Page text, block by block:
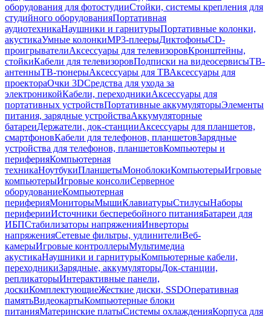
оборудования для фотостудииСтойки, системы крепления для
студийного оборудованияПортативная
аудиотехникаНаушники и гарнитурыПортативные колонки,
акустикаУмные колонкиMP3-плеерыДиктофоныCD-
проигрывателиАксессуары для телевизоровКронштейны,
стойкиКабели для телевизоровПодписки на видеосервисыТВ-
антенныТВ-тюнерыАксессуары для ТВАксессуары для
проектораОчки 3DСредства для ухода за
электроникойКабели, переходникиАксессуары для
портативных устройствПортативные аккумуляторыЭлементы
питания, зарядные устройстваАккумуляторные
батареиДержатели, док-станцииАксессуары для планшетов,
смартфоновКабели для телефонов, планшетовЗарядные
устройства для телефонов, планшетовКомпьютеры и
периферияКомпьютерная
техникаНоутбукиПланшетыМоноблокиКомпьютерыИгровые
компьютерыИгровые консолиСерверное
оборудованиеКомпьютерная
периферияМониторыМышиКлавиатурыСтилусыНаборы
периферииИсточники бесперебойного питанияБатареи для
ИБПСтабилизаторы напряженияИнверторы
напряженияСетевые фильтры, удлинителиВеб-
камерыИгровые контроллерыМультимедиа
акустикаНаушники и гарнитурыКомпьютерные кабели,
переходникиЗарядные, аккумуляторыДок-станции,
репликаторыИнтерактивные панели,
доскиКомплектующиеЖесткие диски, SSDОперативная
памятьВидеокартыКомпьютерные блоки
питанияМатеринские платыСистемы охлажденияКорпуса для